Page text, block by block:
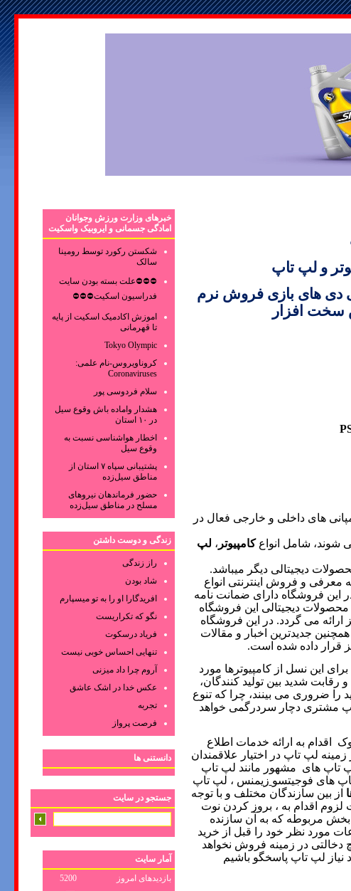
و لپ تاپ
های بازی فروش نرم
افزار
های داخلی و خارجی فعال در
شوند، شامل انواعکامپیوتر ، لپ
دیجیتالی دیگر میباشد.
معرفی و فروش اینترنتی انواع
این فروشگاه دارای ضمانت نامه
محصولات دیجیتالی این فروشگاه
می گردد. در این فروشگاه
جدیدترین اخبار و مقالات
قرار داده شده است.
این نسل از کامپیوترها مورد
و رقابت شدید بین تولید کنندگان،
ضروری می بینند، چرا که تنوع
مشتری دچار سردرگمی خواهد
اقدام به ارائه خدمات اطلاع
لپ تاپ در اختیار علاقمندان
تاپ های مشهور مانند لپ تاپ
های فوجیتسو زیمنس ، لپ تاپ
از بین سازندگان مختلف و با توجه
لزوم اقدام به ، بروز کردن نوت
بخش مربوطه که به آن سازنده
مورد نظر خود را قبل از خرید
در زمینه فروش نخواهد
نیاز لپ تاپ پاسخگو باشیم
خبرهای وزارت ورزش وجوانان
امادگی جسمانی و ایروبیک واسکیت
شکستن رکورد توسط رومینا
سالک
⛔⛔⛔علت بسته بودن سایت
فدراسیون اسکیت⛔⛔⛔
اموزش اکادمیک اسکیت از پایه
تا قهرمانی
Tokyo Olympic
کروناویروس‌-نام علمی:
Coronaviruses
سلام فردوسی پور
هشدار واماده باش وقوع سیل
در ۱۰ استان
اخطار هواشناسی نسبت به
وقوع سیل
پشتیبانی سپاه ۷ استان از
مناطق سیل‌زده
حضور فرماندهان نیروهای
مسلح در مناطق سیل‌زده
زندگی و دوست داشتن
راز زندگی
شاد بودن
افریدگارا او را به تو میسپارم
نگو که تکراریست
فریاد درسکوت
تنهایی احساس خوبی نیست
آروم چرا داد میزنی
عکس‌ خدا در اشک‌ عاشق‌
تجربه
فرصت پرواز
دانستنی ها
جستجو در سایت
آمار سایت
بازدیدهای امروز
5200